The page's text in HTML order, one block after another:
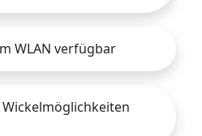
WLAN verfügbar